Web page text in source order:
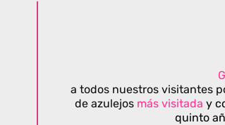
a todos nuestros visitantes
de azulejos más visitada y
quinto